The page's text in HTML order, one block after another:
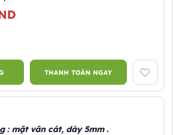
THANH TOÁN NGAY
: mặt vân cát, dày 5mm .